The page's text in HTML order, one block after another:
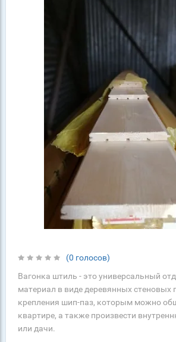
(0 голосов)
Вагонка штиль - это универсальный
материал в виде деревянных стеновых
крепления шип-паз, которым можно
квартире, а также произвести
или дачи.